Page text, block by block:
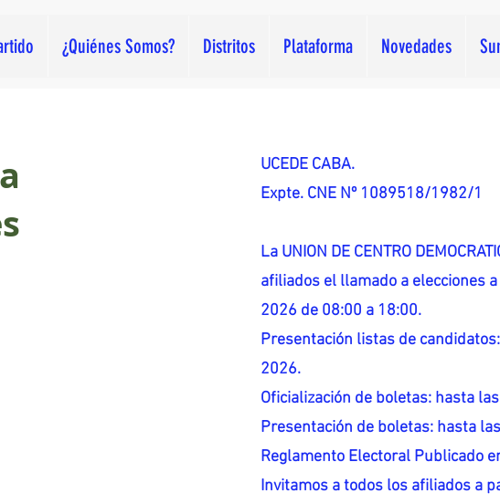
¿Quiénes Somos? Distritos Plataforma Novedades
UCEDE CABA.
Expte. CNE Nº 1089518/1982/1
La UNION DE CENTRO
afiliados el llamado a elecciones
2026 de 08:00 a 18:00.
Presentación listas de
2026.
Oficialización de boletas: hasta
Presentación de boletas: hasta
Reglamento Electoral Publicado
Invitamos a todos los afiliados a